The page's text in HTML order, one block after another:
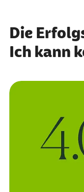
Die
Ich kann